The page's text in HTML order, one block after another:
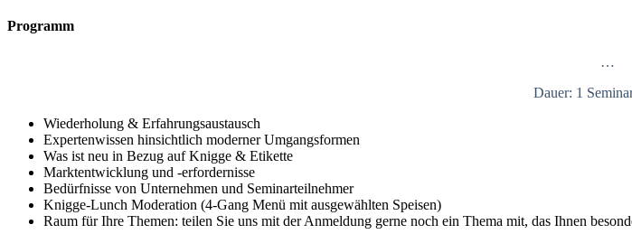
Programm
…
Dauer: 1
Wiederholung & Erfahrungsaustausch
Expertenwissen hinsichtlich moderner Umgangsformen
Was ist neu in Bezug auf Knigge & Etikette
Marktentwicklung und -erfordernisse
Bedürfnisse von Unternehmen und Seminarteilnehmer
Knigge-Lunch Moderation (4-Gang Menü mit ausgewählten Speisen)
Raum für Ihre Themen: teilen Sie uns mit der Anmeldung gerne noch ein Thema mit, das Ihnen